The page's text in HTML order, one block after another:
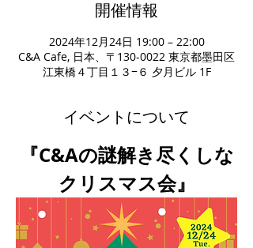
開催情報
2024年12月24日 19:00 – 22:00
C&A Cafe, 日本、〒130-0022 東京都墨田区
江東橋４丁目１３−６ 夕月ビル 1F
イベントについて
『C&Aの謎解き尽くしな
クリスマス会』